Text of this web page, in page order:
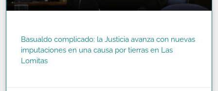
Basualdo complicado: la Justicia avanza con nuevas
imputaciones en una causa por tierras en Las
Lomitas